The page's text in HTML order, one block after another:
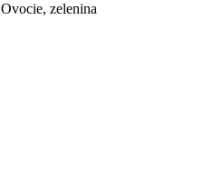
Ovocie, zelenina